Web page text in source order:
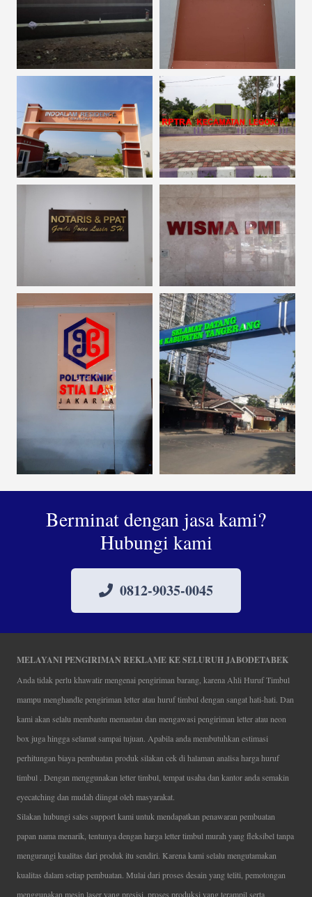
Berminat dengan jasa kami?
Hubungi kami
0812-9035-0045
MELAYANI PENGIRIMAN REKLAME KE SELURUH JABODETABEK
Anda tidak perlu khawatir mengenai pengiriman barang, karena Ahli Huruf Timbul
mampu menghandle pengiriman letter atau huruf timbul dengan sangat hati-hati. Dan
kami akan selalu membantu memantau dan mengawasi pengiriman letter atau neon
box juga hingga selamat sampai tujuan. Apabila anda membutuhkan estimasi
perhitungan biaya pembuatan produk silakan cek di halaman analisa harga huruf
timbul . Dengan menggunakan letter timbul, tempat usaha dan kantor anda semakin
eyecatching dan mudah diingat oleh masyarakat.
Silakan hubungi sales support kami untuk mendapatkan penawaran pembuatan
papan nama menarik, tentunya dengan harga letter timbul murah yang fleksibel tanpa
mengurangi kualitas dari produk itu sendiri. Karena kami selalu mengutamakan
kualitas dalam setiap pembuatan. Mulai dari proses desain yang teliti, pemotongan
menggunakan mesin laser yang presisi, proses produksi yang terampil serta